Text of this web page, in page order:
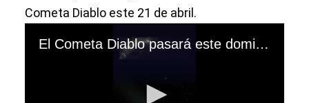
Cometa Diablo este 21 de abril.
El Cometa Diablo pasará este domingo 21 de abril en México. (Vídeo: @GobDMazatlan).